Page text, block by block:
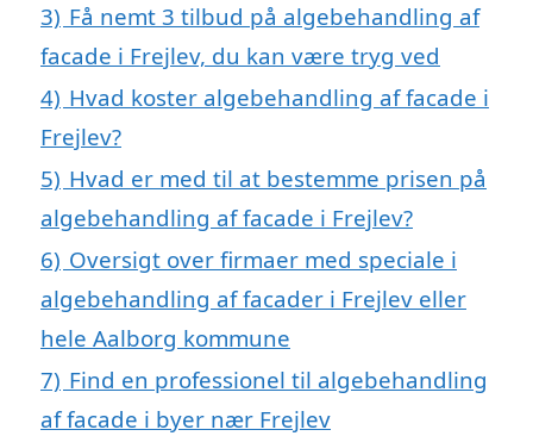
3) Få nemt 3 tilbud på algebehandling af
facade i Frejlev, du kan være tryg ved
4) Hvad koster algebehandling af facade i
Frejlev?
5) Hvad er med til at bestemme prisen på
algebehandling af facade i Frejlev?
6) Oversigt over firmaer med speciale i
algebehandling af facader i Frejlev eller
hele Aalborg kommune
7) Find en professionel til algebehandling
af facade i byer nær Frejlev